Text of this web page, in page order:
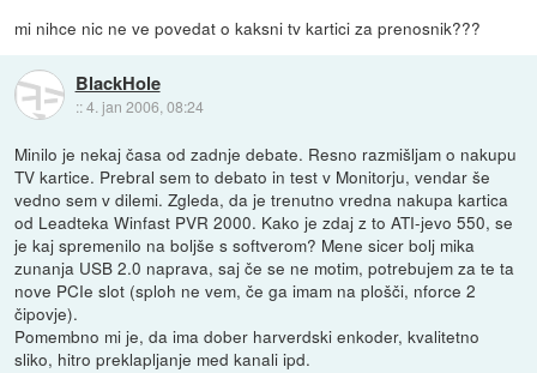
mi nihce nic ne ve povedat o kaksni tv kartici za prenosnik???
BlackHole
::4. jan 2006, 08:24
Minilo je nekaj časa od zadnje debate. Resno razmišljam o nakupu
TV kartice. Prebral sem to debato in test v Monitorju, vendar še
vedno sem v dilemi. Zgleda, da je trenutno vredna nakupa kartica
od Leadteka Winfast PVR 2000. Kako je zdaj z to ATI-jevo 550, se
je kaj spremenilo na boljše s softverom? Mene sicer bolj mika
zunanja USB 2.0 naprava, saj če se ne motim, potrebujem za te ta
nove PCIe slot (sploh ne vem, če ga imam na plošči, nforce 2
čipovje).
Pomembno mi je, da ima dober harverdski enkoder, kvalitetno
sliko, hitro preklapljanje med kanali ipd.